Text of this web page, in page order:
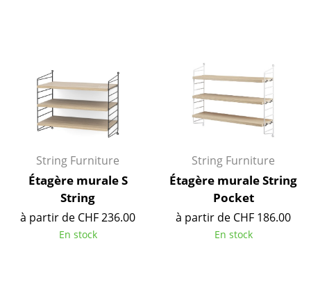
Lampadaires et Liseuses
Lampes de sol
Appliques murales
Lampes sans fil
... voir tous les luminaires
String Furniture
Étagère murale S
String
à partir de CHF 236.00
En stock
String Furniture
Étagère murale String
Pocket
à partir de CHF 186.00
En stock